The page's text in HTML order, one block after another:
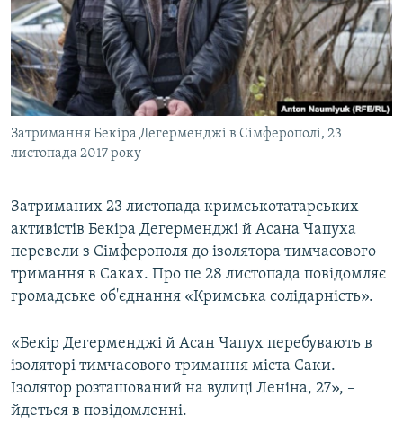
ВІДЕОУРОКИ «ELIFBE»
СВІДЧЕННЯ ОКУПАЦІЇ
УКРАЇНСЬКА ПРОБЛЕМА КРИМУ
ІНФОГРАФІКА
Русский
Qırımtatar
ДОЛУЧАЙСЯ!
Затримання Бекіра Дегерменджі в Сімферополі, 23
листопада 2017 року
Затриманих 23 листопада кримськотатарських
активістів Бекіра Дегерменджі й Асана Чапуха
перевели з Сімферополя до ізолятора тимчасового
тримання в Саках. Про це 28 листопада повідомляє
громадське об'єднання «Кримська солідарність».
«Бекір Дегерменджі й Асан Чапух перебувають в
ізоляторі тимчасового тримання міста Саки.
Ізолятор розташований на вулиці Леніна, 27», –
йдеться в повідомленні.